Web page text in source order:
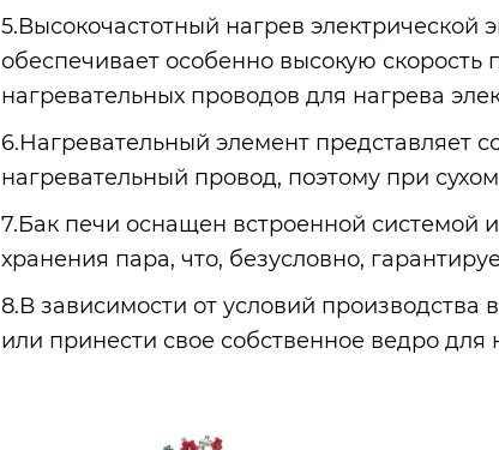
5.Высокочастотный нагрев
обеспечивает особенно высокую
нагревательных проводов для нагрева
6.Нагревательный элемент представляет
нагревательный провод, поэтому при
7.Бак печи оснащен встроенной системой
хранения пара, что, безусловно,
8.В зависимости от условий
или принести свое собственное ведро для